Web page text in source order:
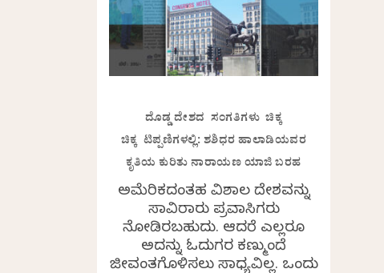
ದೊಡ್ಡ ದೇಶದ ಸಂಗತಿಗಳು ಚಿಕ್ಕ
ಚಿಕ್ಕ ಟಿಪ್ಪಣಿಗಳಲ್ಲಿ: ಶಶಿಧರ ಹಾಲಾಡಿಯವರ
ಕೃತಿಯ ಕುರಿತು ನಾರಾಯಣ ಯಾಜಿ ಬರಹ
ಅಮೆರಿಕದಂತಹ ವಿಶಾಲ ದೇಶವನ್ನು
ಸಾವಿರಾರು ಪ್ರವಾಸಿಗರು
ನೋಡಿರಬಹುದು. ಆದರೆ ಎಲ್ಲರೂ
ಅದನ್ನು ಓದುಗರ ಕಣ್ಮುಂದೆ
ಜೀವಂತಗೊಳಿಸಲು ಸಾಧ್ಯವಿಲ್ಲ. ಒಂದು